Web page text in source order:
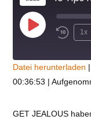
Play
1x
TEILEN
LINK
Datei herunterladen |
00:36:53 |
GET JEALOUS